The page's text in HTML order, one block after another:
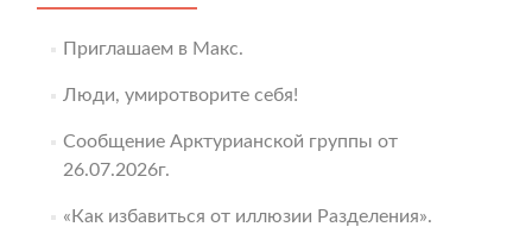
Приглашаем в Макс.
Люди, умиротворите себя!
Сообщение Арктурианской группы от
26.07.2026г.
«Как избавиться от иллюзии Разделения».